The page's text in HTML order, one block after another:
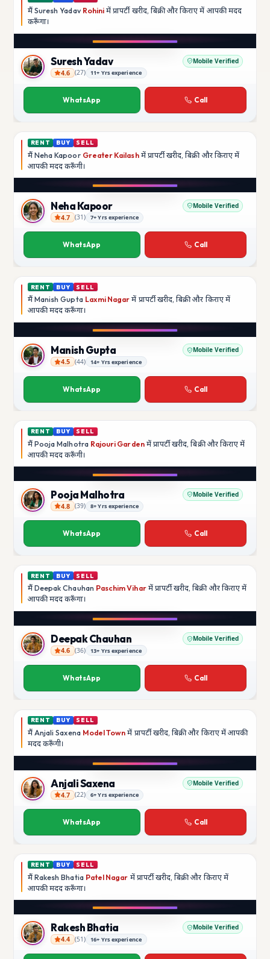
मैं Suresh Yadav Rohini में प्रापर्टी खरीद, बिक्री और किराए में आपकी मदद
करूँगा।
Suresh Yadav
Suresh Yadav Mobile Verified
4.6 (27) 11+ Yrs experience
WhatsApp Call
RENT BUY SELL
मैं Neha Kapoor Greater Kailashमें प्रापर्टी खरीद, बिक्री और किराए में
आपकी मददकरूँगी।
Neha Kapoor
Neha Kapoor Mobile Verified
4.7 (31) 7+ Yrs experience
WhatsApp Call
RENT BUY SELL
मैं Manish Gupta Laxmi Nagar में प्रापर्टी खरीद, बिक्री और किराए में
आपकी मददकरूँगा।
Manish Gupta
Manish Gupta Mobile Verified
4.5 (44) 14+ Yrs experience
WhatsApp Call
RENT BUY SELL
मैं Pooja Malhotra Rajouri Gardenमें प्रापर्टी खरीद, बिक्री और किराए में
आपकी मददकरूँगी।
Pooja Malhotra
Pooja Malhotra Mobile Verified
4.8 (39) 8+ Yrs experience
WhatsApp Call
RENT BUY SELL
मैं Deepak Chauhan Paschim Viharमें प्रापर्टी खरीद, बिक्री और किराए में
आपकी मददकरूँगा।
Deepak Chauhan
Deepak Chauhan Mobile Verified
4.6 (36) 13+ Yrs experience
WhatsApp Call
RENT BUY SELL
मैं Anjali Saxena Model Town में प्रापर्टी खरीद, बिक्री और किराए में आपकी
मददकरूँगी।
Anjali Saxena
Anjali Saxena Mobile Verified
4.7 (22) 6+ Yrs experience
WhatsApp Call
RENT BUY SELL
मैं Rakesh Bhatia Patel Nagar में प्रापर्टी खरीद, बिक्री और किराए में
आपकी मददकरूँगा।
Rakesh Bhatia
Rakesh Bhatia Mobile Verified
4.4 (51) 16+ Yrs experience